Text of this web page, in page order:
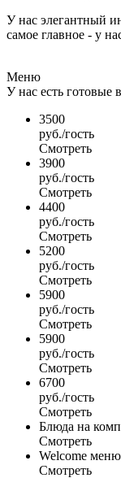
У нас элегантный
самое главное - у
Меню
У нас есть готовые
3500
руб./гость
Смотреть
3900
руб./гость
Смотреть
4400
руб./гость
Смотреть
5200
руб./гость
Смотреть
5900
руб./гость
Смотреть
5900
руб./гость
Смотреть
6700
руб./гость
Смотреть
Блюда на
Смотреть
Welcome меню
Смотреть